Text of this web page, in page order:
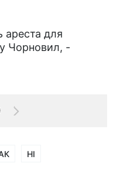
ареста для
Чорновил, -
НІ